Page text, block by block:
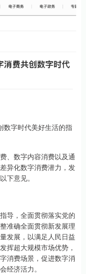
数字时代美好生活的指
、数字内容消费以及通
异化数字消费潜力，发
下意见。
导，全面贯彻落实党的
准确全面贯彻新发展理
发展，以满足人民日益
挥超大规模市场优势，
消费场景，促进数字消
经济活力。